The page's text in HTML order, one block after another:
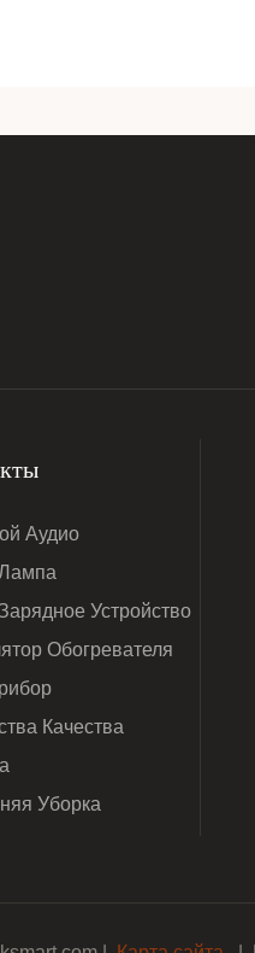
Аудио
Устройство
Обогревателя
Качества
Уборка